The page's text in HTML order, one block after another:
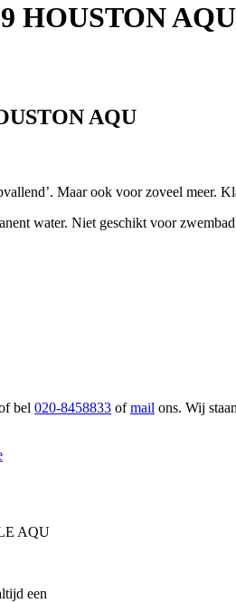
HOUSTON AQU
AQU
Maar ook voor zoveel meer.
water. Niet geschikt voor
bel 020-8458833 ofmail ons. Wij
AQU
een